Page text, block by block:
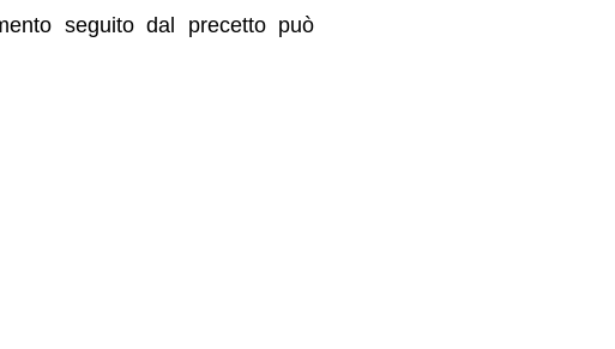
seguito dal precetto può